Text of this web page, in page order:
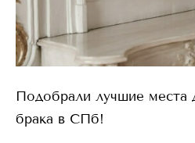
Подобрали лучшие места
брака в СПб!